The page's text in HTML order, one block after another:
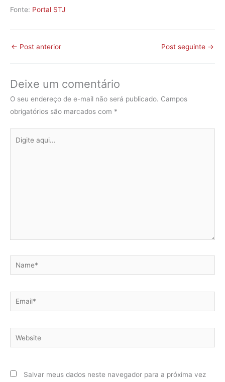
Fonte: Portal STJ
← Post anterior Post seguinte →
Deixe um comentário
O seu endereço de e-mail não será publicado. Campos
obrigatórios são marcados com *
aqui...
Name*
Email*
Website
Salvar meus dados neste navegador para a próxima vez